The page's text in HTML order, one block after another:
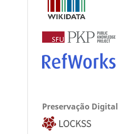
Preservação Digital